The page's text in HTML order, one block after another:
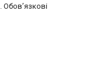
Обов’язкові